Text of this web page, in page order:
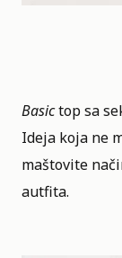
Basictop sa
Ideja koja ne
maštovite
autfita.